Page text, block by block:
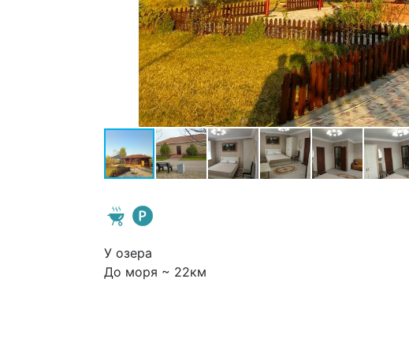
У озера
До моря ~ 22км